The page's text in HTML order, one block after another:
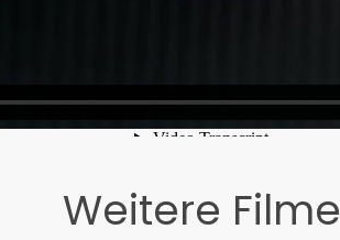
Weitere Filme